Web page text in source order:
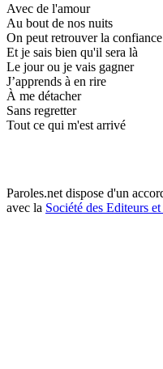
Avec de l'amour
Au bout de nos nuits
On peut retrouver la confiance
Et je sais bien qu'il sera là
Le jour ou je vais gagner
J’apprends à en rire
À me détacher
Sans regretter
Tout ce qui m'est arrivé
Paroles.net dispose d'un
avec la Société des Editeurs